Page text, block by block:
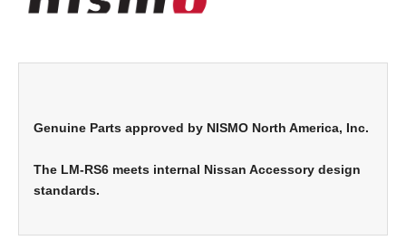
Genuine Parts approved by NISMO North America, Inc.
The LM-RS6 meets internal Nissan Accessory design
standards.